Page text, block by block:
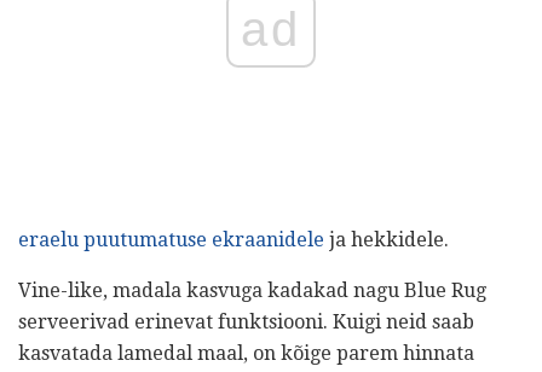
ad
eraelu puutumatuse ekraanidele ja hekkidele.
Vine-like, madala kasvuga kadakad nagu Blue Rug
serveerivad erinevat funktsiooni. Kuigi neid saab
kasvatada lamedal maal, on kõige parem hinnata